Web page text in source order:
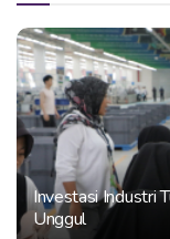
Investasi Industri
Unggul